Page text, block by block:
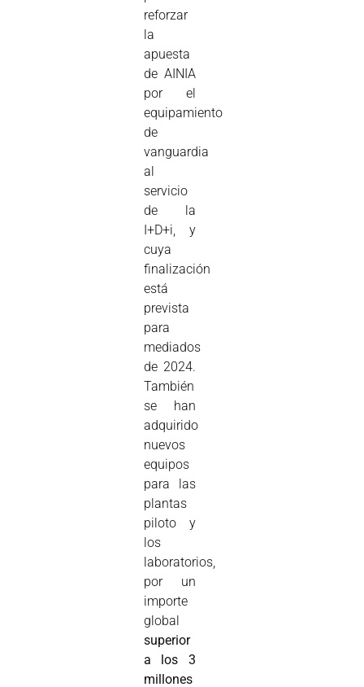
reforzar
la
apuesta
de AINIA
por el
equipamiento
de
vanguardia
al
servicio
de la
I+D+i, y
cuya
finalización
está
prevista
para
mediados
de 2024.
También
se han
adquirido
nuevos
equipos
para las
plantas
piloto y
los
laboratorios,
por un
importe
global
superior
a los 3
millones